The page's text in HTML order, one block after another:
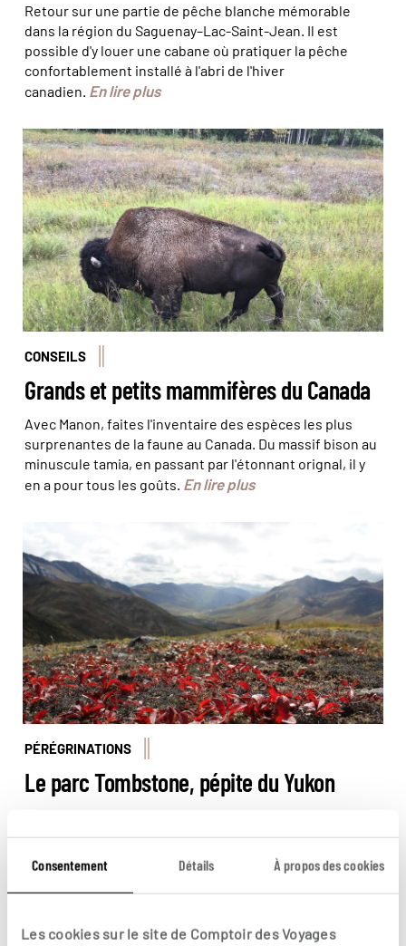
Consentement Détails À propos des cookies
Les cookies sur le site de Comptoir des Voyages
Retour sur une partie de pêche blanche mémorable
dans la région du Saguenay–Lac-Saint-Jean. Il est
possible d'y louer une cabane où pratiquer la pêche
confortablement installé à l'abri de l'hiver
canadien. En lire plus
Big bison ! © Manon Pointeaux
CONSEILS
Grands et petits mammifères du Canada
Avec Manon, faites l'inventaire des espèces les plus
surprenantes de la faune au Canada. Du massif bison au
minuscule tamia, en passant par l'étonnant orignal, il y
en a pour tous les goûts. En lire plus
Le parc Tombstone est encore plus beau sous ses
couleurs d'automne - © Manon Pointeaux
PÉRÉGRINATIONS
Le parc Tombstone, pépite du Yukon
parc national de Tombstone. Surnommé « la Patagonie
du Nord », on aime son côté wild et ses nombreux
En lire plus
© Manon Pointeaux